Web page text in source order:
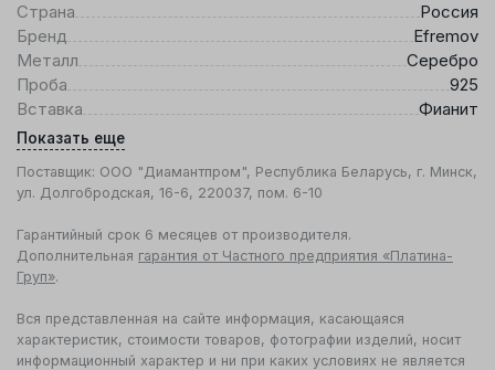
Страна
Россия
Бренд
Efremov
Металл
Серебро
Проба
925
Вставка
Фианит
Показать еще
Поставщик: ООО "Диамантпром", Республика Беларусь, г. Минск,
ул. Долгобродская, 16-6, 220037, пом. 6-10
Гарантийный срок 6 месяцев от производителя.
Дополнительная гарантия от Частного предприятия «Платина-
Груп».
Вся представленная на сайте информация, касающаяся
характеристик, стоимости товаров, фотографии изделий, носит
информационный характер и ни при каких условиях не является